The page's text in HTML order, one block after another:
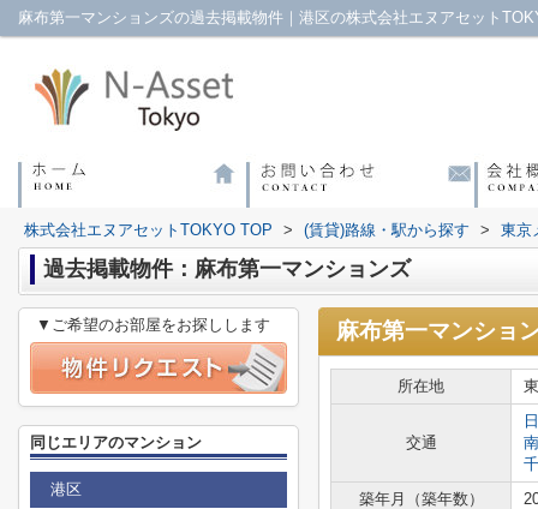
麻布第一マンションズの過去掲載物件｜港区の株式会社エヌアセット
株式会社エヌアセットTOKYO TOP > (賃貸)路線・駅から探す > 東京
過去掲載物件：麻布第一マンションズ
麻布第一マンショ
所在地
交通
築年月（築年数）
▼ご希望のお部屋をお探しします
同じエリアのマンション
港区